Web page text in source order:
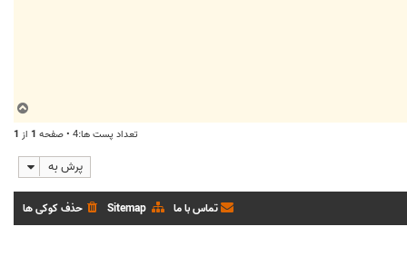
ا
تعداد پست ها:4 • صفحه 1 از 1
پرش به
حذف کوکی ها Sitemap تماس با ما